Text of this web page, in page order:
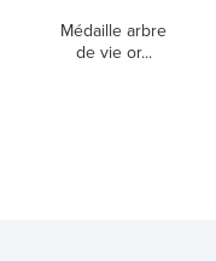
Médaille arbre
de vie or...